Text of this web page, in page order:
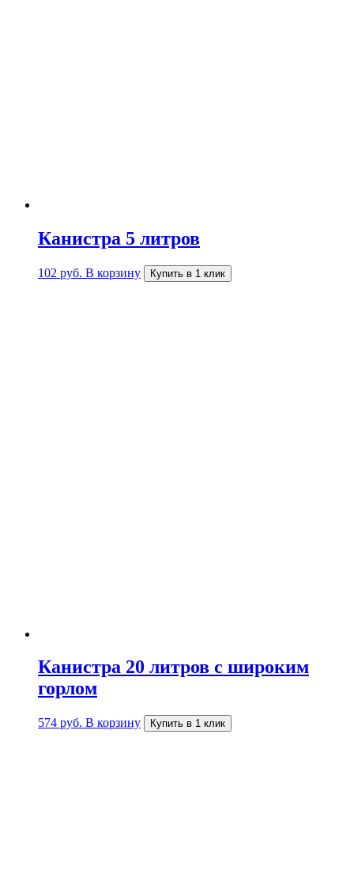
Канистра 5 литров
102 руб. В корзину Купить в 1 клик
Канистра 20 литров с широким
горлом
574 руб. В корзину Купить в 1 клик